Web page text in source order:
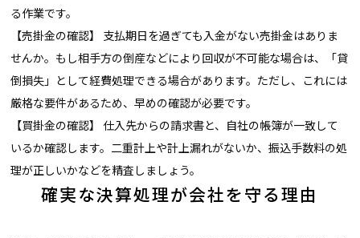
る作業です。
【売掛金の確認】 支払期日を過ぎても入金がない売掛金はありま
せんか。もし相手方の倒産などにより回収が不可能な場合は、「貸
倒損失」として経費処理できる場合があります。ただし、これには
厳格な要件があるため、早めの確認が必要です。
【買掛金の確認】 仕入先からの請求書と、自社の帳簿が一致して
いるか確認します。二重計上や計上漏れがないか、振込手数料の処
理が正しいかなどを精査しましょう。
確実な決算処理が会社を守る理由